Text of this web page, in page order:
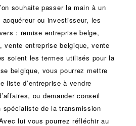
souhaite passer la main à un
ou investisseur, les
: remise entreprise belge,
vente entreprise belgique, vente
soient les termes utilisés pour la
belgique, vous pourrez mettre
liste d’entreprise à vendre
, ou demander conseil
spécialiste de latransmission
lui vous pourrez réfléchir au